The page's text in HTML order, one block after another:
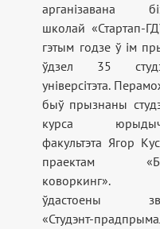
арганізавана
школай «Стартап-
гэтым годзе ў ім
ўдзел 35
універсітэта.
быў прызнаны
курса
факультэта Ягор
праектам
ўдастоены
«Студэнт-